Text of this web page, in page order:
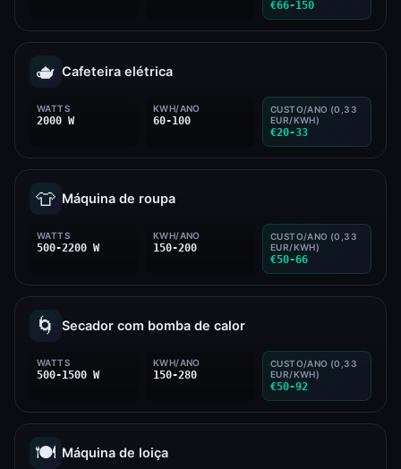
€66-150
🫖 Cafeteira elétrica
WATTS
2000 W
KWH/ANO
60-100
CUSTO/ANO (0,33
EUR/KWH)
€20-33
👕 Máquina de roupa
WATTS
500-2200 W
KWH/ANO
150-200
CUSTO/ANO (0,33
EUR/KWH)
€50-66
🌀 Secador com bomba de calor
WATTS
500-1500 W
KWH/ANO
150-280
CUSTO/ANO (0,33
EUR/KWH)
€50-92
🍽️ Máquina de loiça